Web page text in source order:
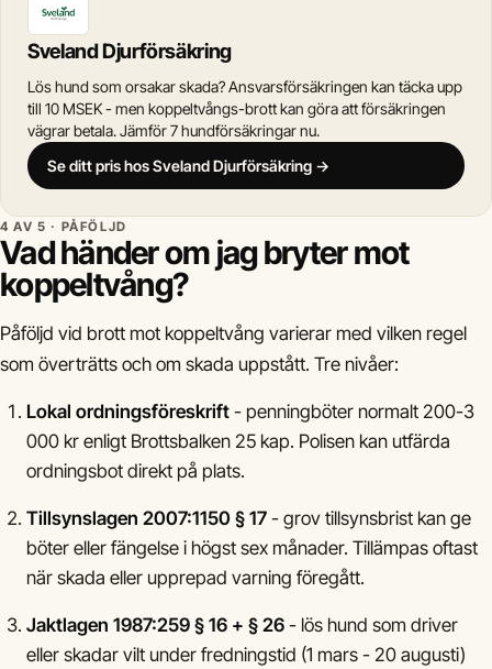
Sveland Djurförsäkring
Lös hund som orsakar skada? Ansvarsförsäkringen kan täcka upp
till 10 MSEK - men koppeltvångs-brott kan göra att försäkringen
vägrar betala. Jämför 7 hundförsäkringar nu.
Se ditt pris hos Sveland Djurförsäkring →
4 AV 5 · PÅFÖLJD
Vad händer om jag bryter mot
koppeltvång?
Påföljd vid brott mot koppeltvång varierar med vilken regel
som överträtts och om skada uppstått. Tre nivåer:
Lokal ordningsföreskrift - penningböter normalt 200-3
000 kr enligt Brottsbalken 25 kap. Polisen kan utfärda
ordningsbot direkt på plats.
Tillsynslagen 2007:1150 § 17 - grov tillsynsbrist kan ge
böter eller fängelse i högst sex månader. Tillämpas oftast
när skada eller upprepad varning föregått.
Jaktlagen 1987:259 § 16 + § 26 - lös hund som driver
eller skadar vilt under fredningstid (1 mars - 20 augusti)